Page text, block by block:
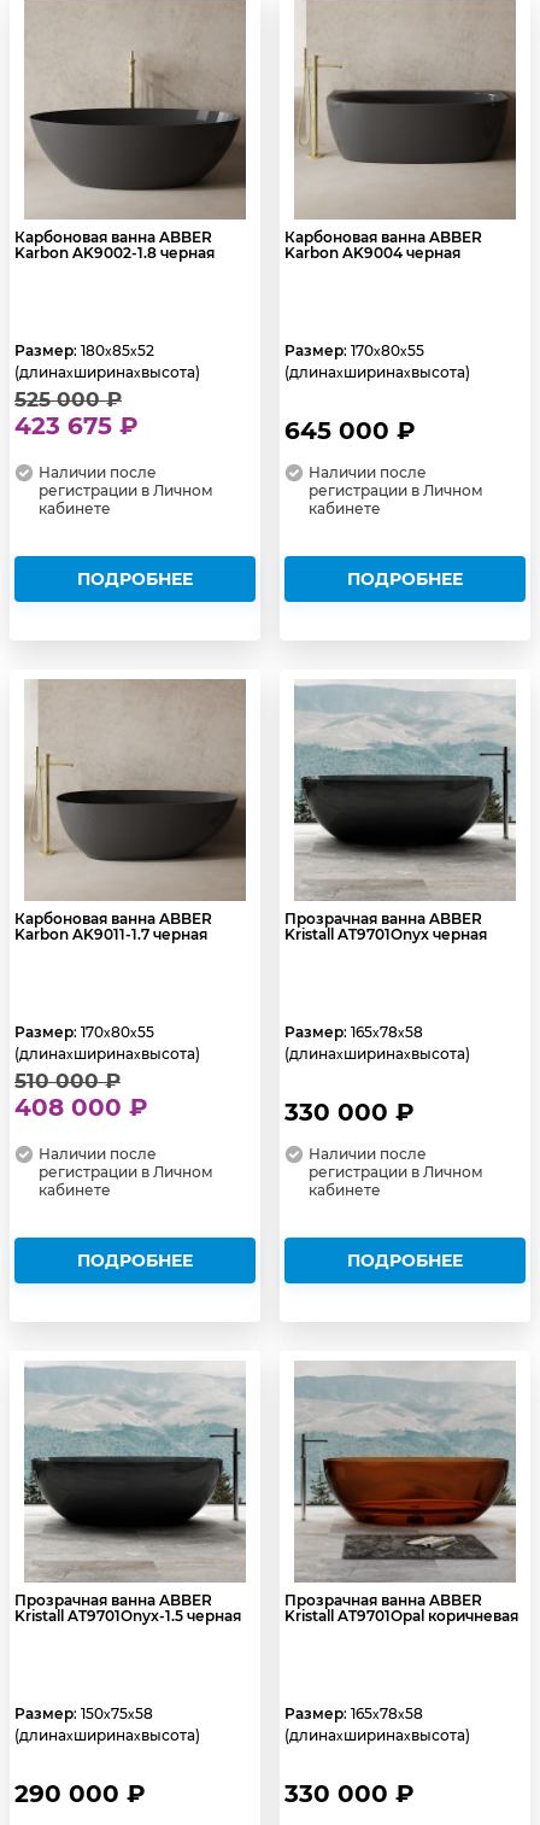
Карбоновая ванна ABBER
Karbon AK9002-1.8 черная
Размер: 180x85x52
(длинаxширинаxвысота)
525 000 ₽
423 675 ₽
Наличии после
регистрации в Личном
кабинете
ПОДРОБНЕЕ
Карбоновая ванна ABBER
Karbon AK9004 черная
Размер: 170x80x55
(длинаxширинаxвысота)
645 000 ₽
Наличии после
регистрации в Личном
кабинете
ПОДРОБНЕЕ
Карбоновая ванна ABBER
Karbon AK9011-1.7 черная
Размер: 170x80x55
(длинаxширинаxвысота)
510 000 ₽
408 000 ₽
Наличии после
регистрации в Личном
кабинете
ПОДРОБНЕЕ
Прозрачная ванна ABBER
Kristall AT9701Onyx черная
Размер: 165x78x58
(длинаxширинаxвысота)
330 000 ₽
Наличии после
регистрации в Личном
кабинете
ПОДРОБНЕЕ
Прозрачная ванна ABBER
Kristall AT9701Onyx-1.5 черная
Размер: 150x75x58
(длинаxширинаxвысота)
290 000 ₽
Прозрачная ванна ABBER
Kristall AT9701Opal коричневая
Размер: 165x78x58
(длинаxширинаxвысота)
330 000 ₽